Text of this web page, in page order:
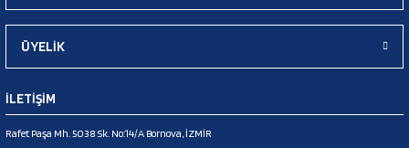
ÜYELİK
İLETİŞİM
Rafet Paşa Mh. 5038 Sk. No:14/A Bornova, İZMİR